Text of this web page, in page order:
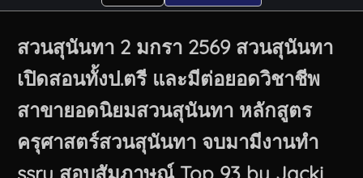
สวนสุนันทา 2 มกรา 2569 สวนสุนันทา
เปิดสอนทั้งป.ตรี และมีต่อยอดวิชาชีพ
สาขายอดนิยมสวนสุนันทา หลักสูตร
ครุศาสตร์สวนสุนันทา จบมามีงานทำ
ssru สอบสัมภาษณ์ Top 93 by Jacki